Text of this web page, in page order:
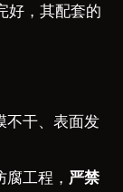
好，其配套的
不干、表面发
工程， 严禁